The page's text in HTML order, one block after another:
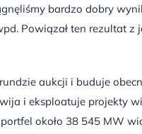
bardzo dobry
Powiązał ten rezultat
aukcji i buduje
i eksploatuje projekty
portfel około 38 545 MW